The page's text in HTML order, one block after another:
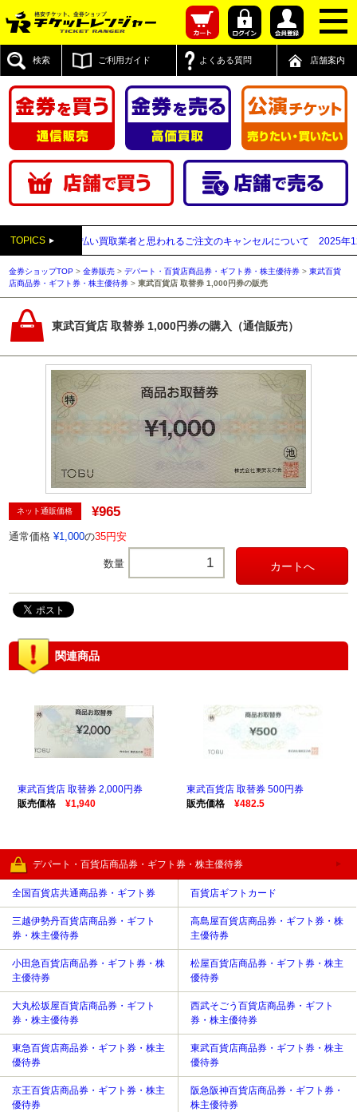
検索 ご利用ガイド よくある質問 店舗案内
TOPICS
送付先が先払い買取業者と思われるご注文のキャンセルについて 2025年12月
金券ショップTOP >金券販売 >デパート・百貨店商品券・ギフト券・株主優待券 >東武百貨
店商品券・ギフト券・株主優待券 >東武百貨店 取替券 1,000円券の販売
東武百貨店 取替券 1,000円券の購入（通信販売）
ネット通販価格 ¥965
通常価格 ¥1,000の35円安
数量
関連商品
東武百貨店 取替券 2,000円券
販売価格
¥1,940
東武百貨店 取替券 500円券
販売価格
¥482.5
デパート・百貨店商品券・ギフト券・株主優待券
全国百貨店共通商品券・ギフト券 百貨店ギフトカード
三越伊勢丹百貨店商品券・ギフト
券・株主優待券
高島屋百貨店商品券・ギフト券・株
主優待券
小田急百貨店商品券・ギフト券・株
主優待券
松屋百貨店商品券・ギフト券・株主
優待券
大丸松坂屋百貨店商品券・ギフト
券・株主優待券
西武そごう百貨店商品券・ギフト
券・株主優待券
東急百貨店商品券・ギフト券・株主
優待券
東武百貨店商品券・ギフト券・株主
優待券
京王百貨店商品券・ギフト券・株主
優待券
阪急阪神百貨店商品券・ギフト券・
株主優待券